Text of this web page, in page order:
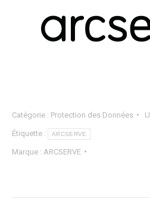
Catégorie : Protection des Données
Étiquette : ARCSERVE
Marque : ARCSERVE